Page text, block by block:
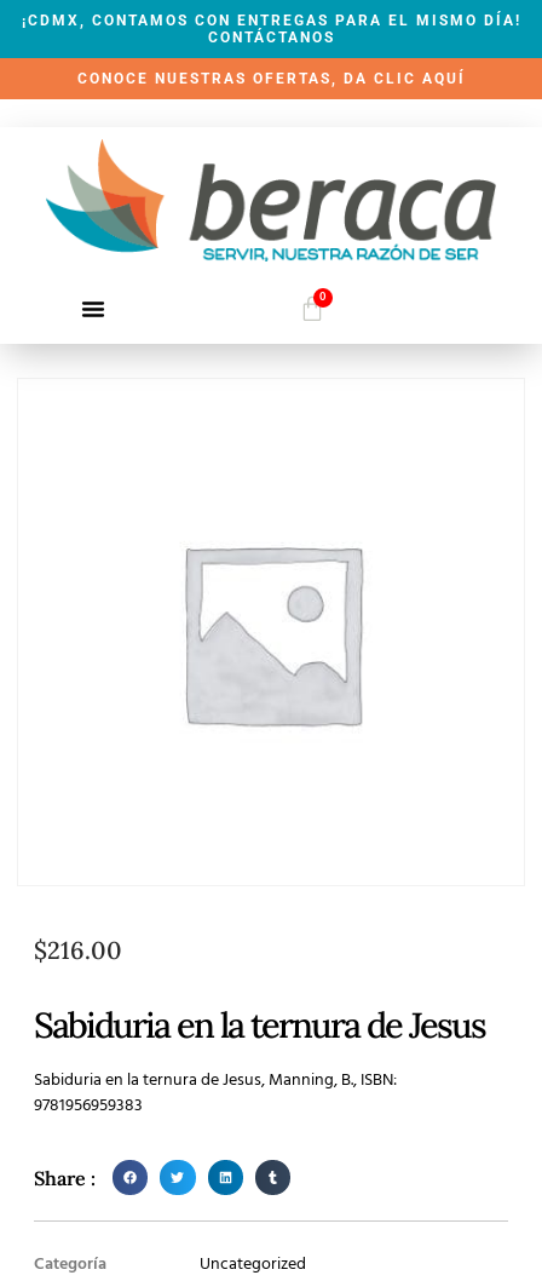
¡CDMX, CONTAMOS CON ENTREGAS PARA EL MISMO DÍA!
CONTÁCTANOS
CONOCE NUESTRAS OFERTAS, DA CLIC AQUÍ
0
$216.00
Sabiduria en la ternura de Jesus
Sabiduria en la ternura de Jesus, Manning, B., ISBN:
9781956959383
Share :
Categoría
Uncategorized